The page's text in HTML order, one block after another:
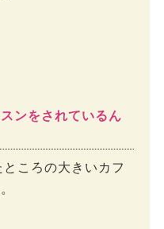
ンをされているん
ころの大きいカフ